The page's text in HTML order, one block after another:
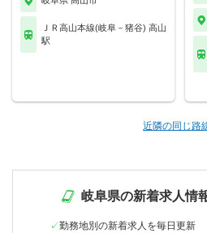
ＪＲ高山本線(岐阜－猪谷) 高山
駅
近隣の同じ路
岐阜県の新着求人情
勤務地別の新着求人を毎日更新